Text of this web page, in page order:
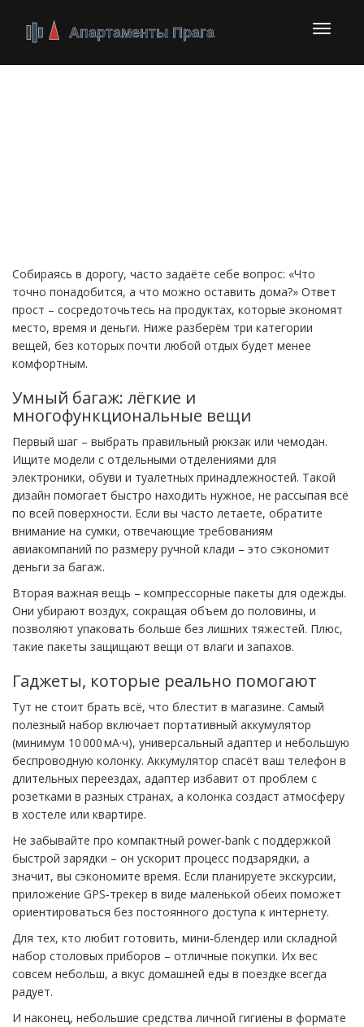
Собираясь в дорогу, часто задаёте себе вопрос: «Что
точно понадобится, а что можно оставить дома?» Ответ
прост – сосредоточьтесь на продуктах, которые экономят
место, время и деньги. Ниже разберём три категории
вещей, без которых почти любой отдых будет менее
комфортным.
Умный багаж: лёгкие и
многофункциональные вещи
Первый шаг – выбрать правильный рюкзак или чемодан.
Ищите модели с отдельными отделениями для
электроники, обуви и туалетных принадлежностей. Такой
дизайн помогает быстро находить нужное, не рассыпая всё
по всей поверхности. Если вы часто летаете, обратите
внимание на сумки, отвечающие требованиям
авиакомпаний по размеру ручной клади – это сэкономит
деньги за багаж.
Вторая важная вещь – компрессорные пакеты для одежды.
Они убирают воздух, сокращая объем до половины, и
позволяют упаковать больше без лишних тяжестей. Плюс,
такие пакеты защищают вещи от влаги и запахов.
Гаджеты, которые реально помогают
Тут не стоит брать всё, что блестит в магазине. Самый
полезный набор включает портативный аккумулятор
(минимум 10 000 мА·ч), универсальный адаптер и небольшую
беспроводную колонку. Аккумулятор спасёт ваш телефон в
длительных переездах, адаптер избавит от проблем с
розетками в разных странах, а колонка создаст атмосферу
в хостеле или квартире.
Не забывайте про компактный power‑bank с поддержкой
быстрой зарядки – он ускорит процесс подзарядки, а
значит, вы сэкономите время. Если планируете экскурсии,
приложение GPS‑трекер в виде маленькой обеих поможет
ориентироваться без постоянного доступа к интернету.
Для тех, кто любит готовить, мини‑блендер или складной
набор столовых приборов – отличные покупки. Их вес
совсем небольш, а вкус домашней еды в поездке всегда
радует.
И наконец, небольшие средства личной гигиены в формате